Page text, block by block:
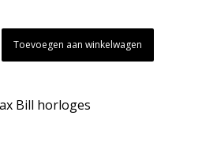
Toevoegen aan winkelwagen
Bill horloges